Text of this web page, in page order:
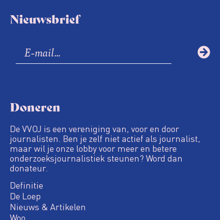
Nieuwsbrief
Doneren
De VVOJ is een vereniging van, voor en door
journalisten. Ben je zelf niet actief als journalist,
maar wil je onze lobby voor meer en betere
onderzoeksjournalistiek steunen? Word dan
donateur.
Definitie
De Loep
Nieuws & Artikelen
Woo